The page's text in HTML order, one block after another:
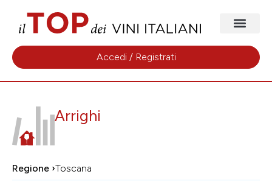
Accedi / Registrati
Arrighi
Regione ›Toscana